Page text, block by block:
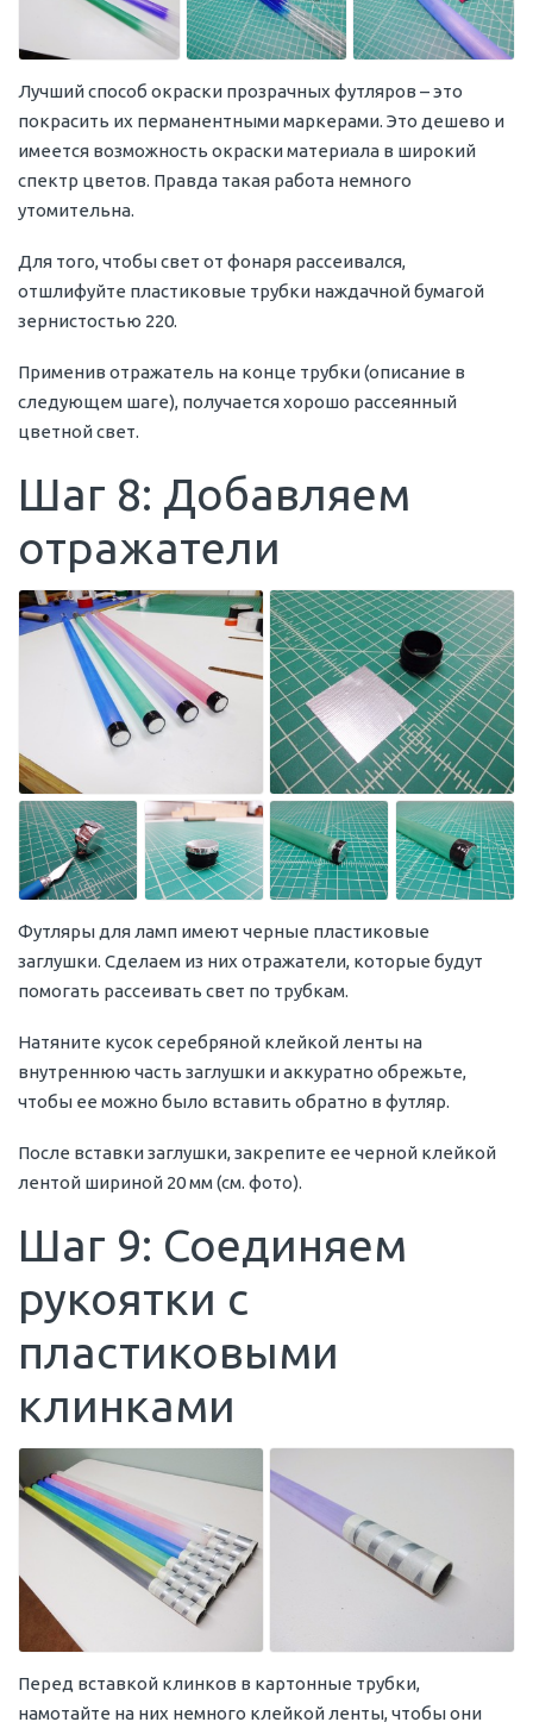
Лучший способ окраски прозрачных футляров – это
покрасить их перманентными маркерами. Это дешево и
имеется возможность окраски материала в широкий
спектр цветов. Правда такая работа немного
утомительна.
Для того, чтобы свет от фонаря рассеивался,
отшлифуйте пластиковые трубки наждачной бумагой
зернистостью 220.
Применив отражатель на конце трубки (описание в
следующем шаге), получается хорошо рассеянный
цветной свет.
Шаг 8: Добавляем
отражатели
Футляры для ламп имеют черные пластиковые
заглушки. Сделаем из них отражатели, которые будут
помогать рассеивать свет по трубкам.
Натяните кусок серебряной клейкой ленты на
внутреннюю часть заглушки и аккуратно обрежьте,
чтобы ее можно было вставить обратно в футляр.
После вставки заглушки, закрепите ее черной клейкой
лентой шириной 20 мм (см. фото).
Шаг 9: Соединяем
рукоятки с
пластиковыми
клинками
Перед вставкой клинков в картонные трубки,
намотайте на них немного клейкой ленты, чтобы они